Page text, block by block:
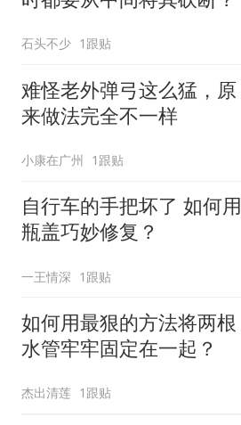
石头不少 1跟贴
难怪老外弹弓这么猛，原
来做法完全不一样
小康在广州 1跟贴
自行车的手把坏了 如何用
瓶盖巧妙修复？
一王情深 1跟贴
如何用最狠的方法将两根
水管牢牢固定在一起？
杰出清莲 1跟贴